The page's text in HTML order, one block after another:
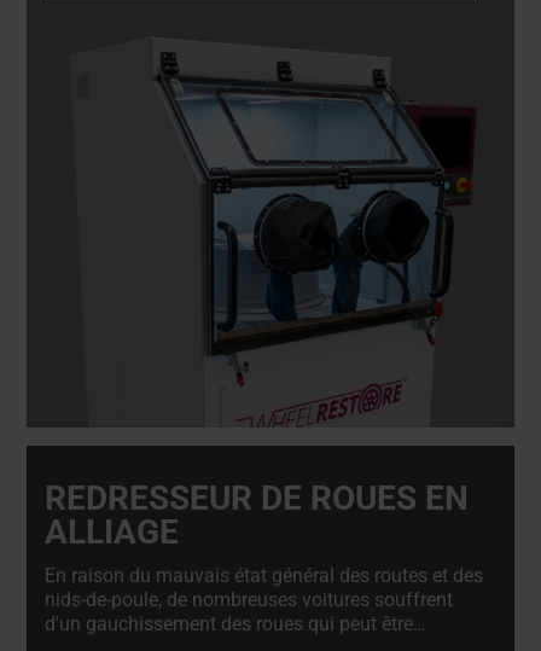
REDRESSEUR DE ROUES EN
ALLIAGE
En raison du mauvais état général des routes et des
nids-de-poule, de nombreuses voitures souffrent
d'un gauchissement des roues qui peut être